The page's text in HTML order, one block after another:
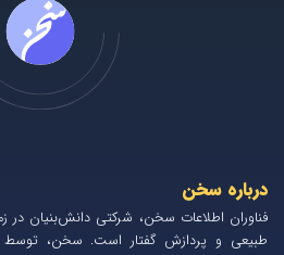
درباره سخن
فناوران اطلاعات سخن، شرکتی دانش‌بنیان
طبیعی و پردازش گفتار است. سخن، توسط